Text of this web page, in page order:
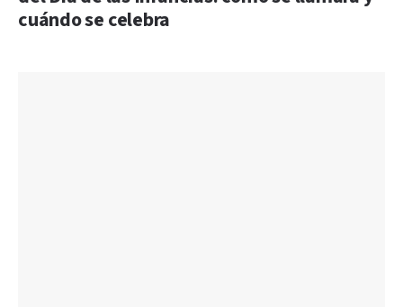
cuándo se celebra